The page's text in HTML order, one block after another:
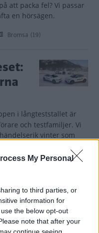
My Personal
to third parties, or
information for
the below opt-out
note that after your
continue seeing
att packa fel? Vi passar
en hörsägen.
Bromsa (19)
i långteststallet är
och testfamiljer. Vi
vinter som